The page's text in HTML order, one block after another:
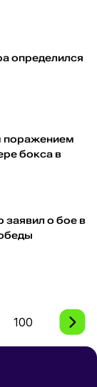
определился
поражением
бокса в
заявил о бое в
100